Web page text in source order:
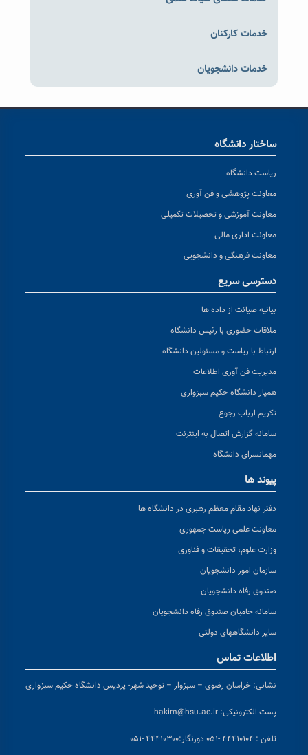
خدمات کارکنان
خدمات دانشجویان
ساختار دانشگاه
ریاست دانشگاه
معاونت پژوهشی و فن آوری
معاونت آموزشی و تحصیلات تکمیلی
معاونت اداری مالی
معاونت فرهنگی و دانشجویی
دسترسی سریع
بیانیه صیانت از داده ها
ملاقات حضوری با رئیس دانشگاه
ارتباط با ریاست و مسئولین دانشگاه
مدیریت فن آوری اطلاعات
همیار دانشگاه حکیم سبزواری
تکریم ارباب رجوع
سامانه گزارش اتصال به اینترنت
مهمانسرای دانشگاه
پیوند ها
دفتر نهاد مقام معظم رهبری در دانشگاه ها
معاونت علمی ریاست جمهوری
وزارت علوم، تحقیقات و فناوری
سازمان امور دانشجویان
صندوق رفاه دانشجویان
سامانه حامیان صندوق رفاه دانشجویان
سایر دانشگاههای دولتی
اطلاعات تماس
نشانی: خراسان رضوی – سبزوار – توحید شهر- پردیس دانشگاه حکیم سبزواری
پست الکترونیکی: hakim@hsu.ac.ir
تلفن : ۴۴۴۱۰۱۰۴ -۰۵۱ دورنگار:۴۴۴۱۰۳۰۰ -۰۵۱